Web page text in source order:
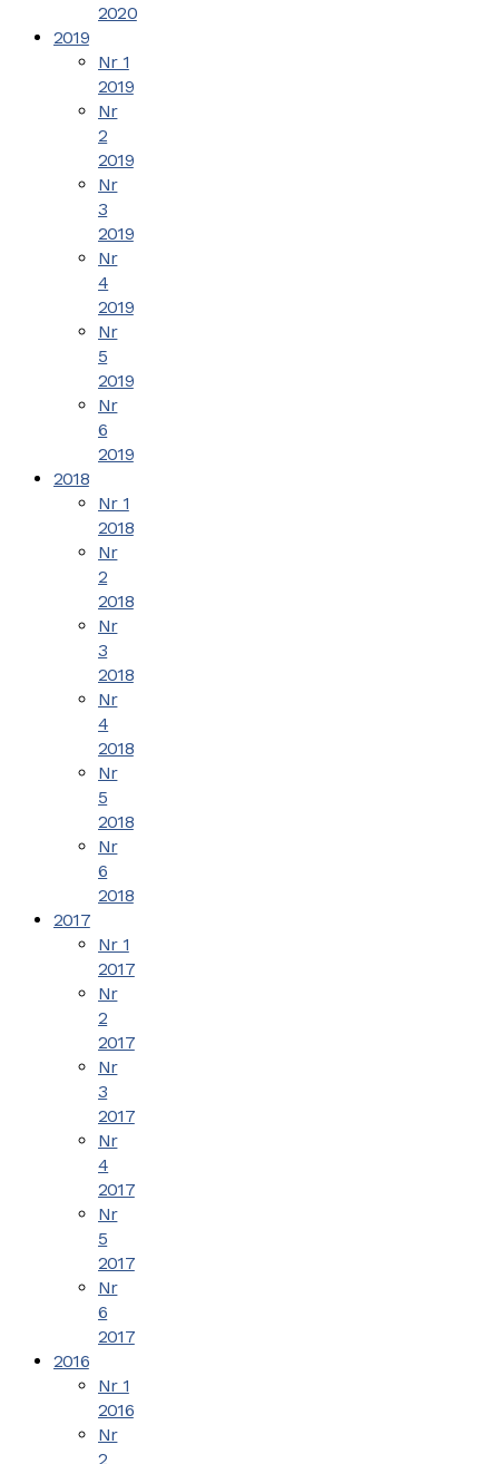
2020
2019
Nr 1
2019
Nr
2
2019
Nr
3
2019
Nr
4
2019
Nr
5
2019
Nr
6
2019
2018
Nr 1
2018
Nr
2
2018
Nr
3
2018
Nr
4
2018
Nr
5
2018
Nr
6
2018
2017
Nr 1
2017
Nr
2
2017
Nr
3
2017
Nr
4
2017
Nr
5
2017
Nr
6
2017
2016
Nr 1
2016
Nr
2